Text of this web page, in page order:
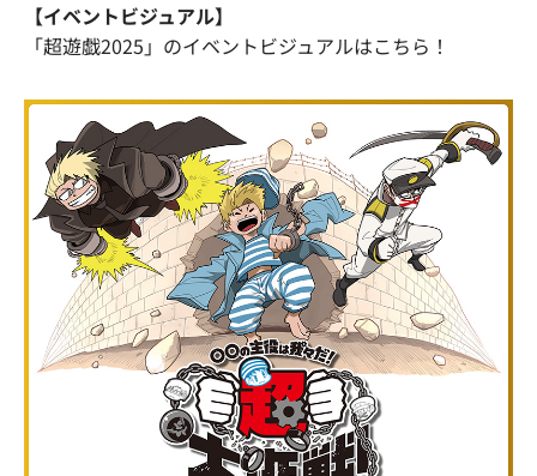
【イベントビジュアル】
「超遊戯2025」のイベントビジュアルはこちら！